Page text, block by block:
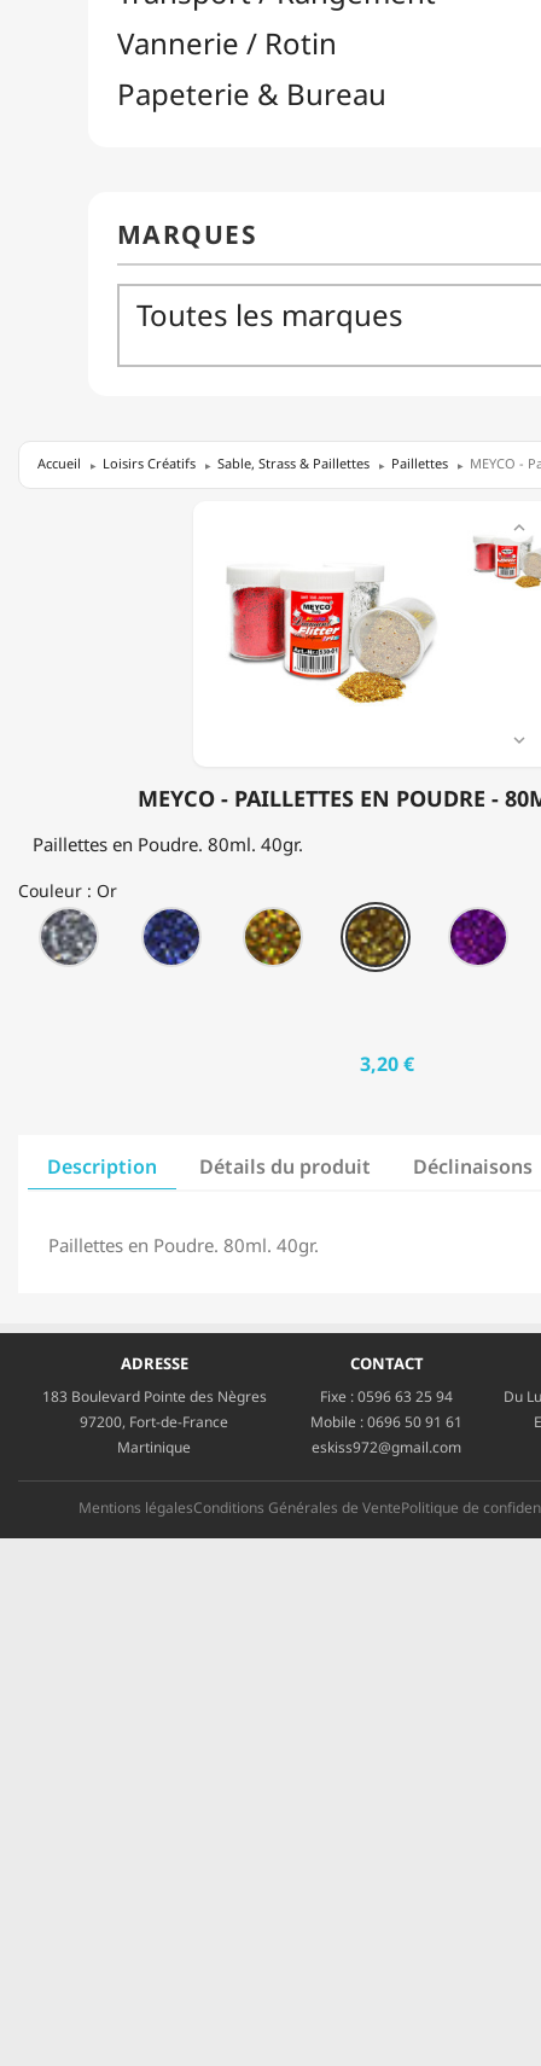
Accueil Loisirs Créatifs Sable, Strass & Paillettes Paillettes MEYCO -
MEYCO - PAILLETTES EN POUDRE -


Paillettes en Poudre. 80ml. 40gr.
Couleur : Or
Argent
Bleu
Hologramme
Doré
Or
3,20 €
Description Détails du produit Déclinaisons
Paillettes en Poudre. 80ml. 40gr.
ADRESSE
183 Boulevard Pointe des Nègres
97200, Fort-de-France
Martinique
CONTACT
Fixe :0596 63 25 94
Mobile :0696 50 91 61
eskiss972@gmail.com
Du
Mentions légalesConditions Générales de VentePolitique de